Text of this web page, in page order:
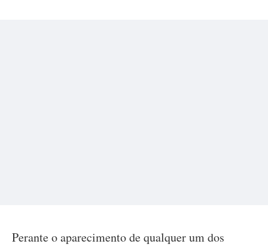
Perante o aparecimento de qualquer um dos